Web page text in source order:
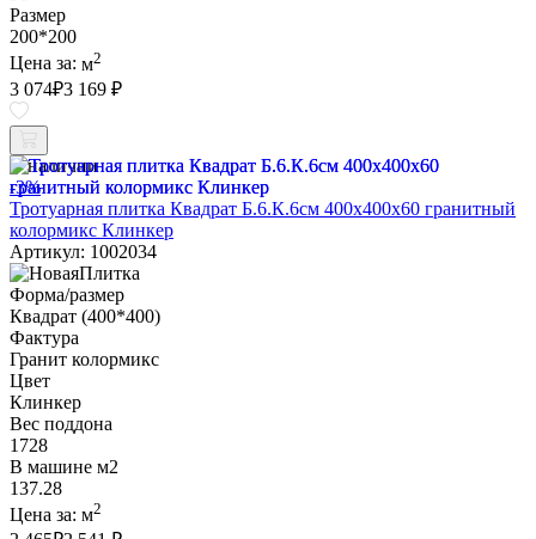
Размер
200*200
Цена за: м2
3 074₽3 169 ₽
В наличии
-3%
Тротуарная плитка Квадрат Б.6.К.6см 400х400х60 гранитный
колормикс Клинкер
Артикул: 1002034
Форма/размер
Квадрат (400*400)
Фактура
Гранит колормикс
Цвет
Клинкер
Вес поддона
1728
В машине м2
137.28
Цена за: м2